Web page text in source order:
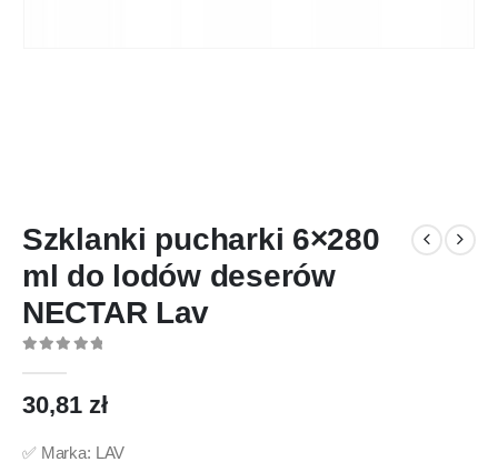
Szklanki pucharki 6×280
ml do lodów deserów
NECTAR Lav
30,81 zł
✅ Marka: LAV